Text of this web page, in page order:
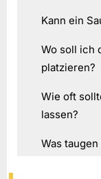
Kann ein
Wo soll ich
platzieren?
Wie oft
lassen?
Was